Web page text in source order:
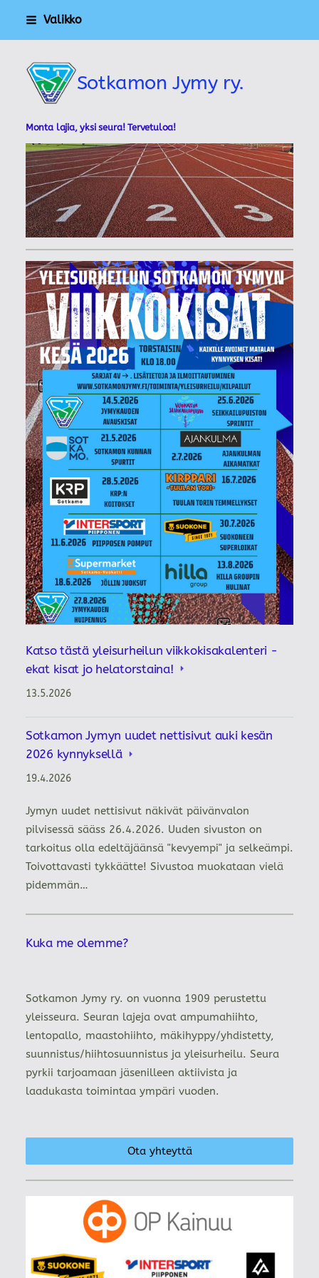
Siirry
Valikko
Sotkamon Jymy ry.
Monta lajia, yksi seura! Tervetuloa!
Katso tästä yleisurheilun viikkokisakalenteri -
ekat kisat jo helatorstaina!
13.5.2026
Sotkamon Jymyn uudet nettisivut auki kesän
2026 kynnyksellä
19.4.2026
Jymyn uudet nettisivut näkivät päivänvalon
pilvisessä sääss 26.4.2026. Uuden sivuston on
tarkoitus olla edeltäjäänsä "kevyempi" ja selkeämpi.
Toivottavasti tykkäätte! Sivustoa muokataan vielä
pidemmän…
Kuka me olemme?
Sotkamon Jymy ry. on vuonna 1909 perustettu
yleisseura. Seuran lajeja ovat ampumahiihto,
lentopallo, maastohiihto, mäkihyppy/yhdistetty,
suunnistus/hiihtosuunnistus ja yleisurheilu. Seura
pyrkii tarjoamaan jäsenilleen aktiivista ja
laadukasta toimintaa ympäri vuoden.
Ota yhteyttä